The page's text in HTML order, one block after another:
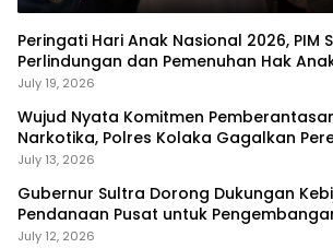
Peringati Hari Anak Nasional 2026, PIM
Perlindungan dan Pemenuhan Hak
July 19, 2026
Wujud Nyata Komitmen
Narkotika, Polres Kolaka Gagalkan
Sabu-Sabu
July 13, 2026
Gubernur Sultra Dorong Dukungan
Pendanaan Pusat untuk
Liangkobhori
July 12, 2026